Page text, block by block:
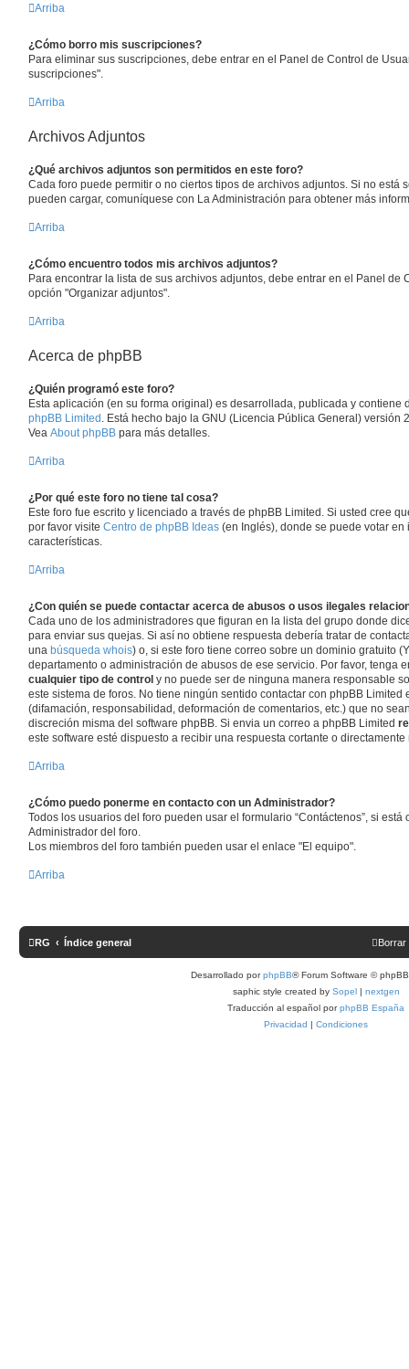
Arriba
¿Cómo borro mis suscripciones?
Para eliminar sus suscripciones, debe entrar en el Panel de Control de
suscripciones".
Arriba
Archivos Adjuntos
¿Qué archivos adjuntos son permitidos en este foro?
Cada foro puede permitir o no ciertos tipos de archivos adjuntos. Si no está
pueden cargar, comuníquese con La Administración para obtener más
Arriba
¿Cómo encuentro todos mis archivos adjuntos?
Para encontrar la lista de sus archivos adjuntos, debe entrar en el Panel de
opción "Organizar adjuntos".
Arriba
Acerca de phpBB
¿Quién programó este foro?
Esta aplicación (en su forma original) es desarrollada, publicada y contiene
phpBB Limited . Está hecho bajo la GNU (Licencia Pública General) versión
Vea About phpBB para más detalles.
Arriba
¿Por qué este foro no tiene tal cosa?
Este foro fue escrito y licenciado a través de phpBB Limited. Si usted cree
por favor visite Centro de phpBB Ideas (en Inglés), donde se puede votar
características.
Arriba
¿Con quién se puede contactar acerca de abusos o usos ilegales
Cada uno de los administradores que figuran en la lista del grupo donde
para enviar sus quejas. Si así no obtiene respuesta debería tratar de
una búsqueda whois) o, si este foro tiene correo sobre un dominio gratuito
departamento o administración de abusos de ese servicio. Por favor, tenga
cualquier tipo de control y no puede ser de ninguna manera responsable
este sistema de foros. No tiene ningún sentido contactar con phpBB
(difamación, responsabilidad, deformación de comentarios, etc.) que no
discreción misma del software phpBB. Si envia un correo a phpBB Limited
este software esté dispuesto a recibir una respuesta cortante o
Arriba
¿Cómo puedo ponerme en contacto con un Administrador?
Todos los usuarios del foro pueden usar el formulario “Contáctenos”, si
Administrador del foro.
Los miembros del foro también pueden usar el enlace "El equipo".
Arriba
RG Índice general Borrar
Desarrollado porphpBB® Forum Software ©
saphic style created by Sopel| nextgen
Traducción al español porphpBB España
Privacidad | Condiciones